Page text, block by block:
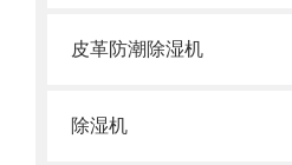
皮革防潮除湿机
除湿机